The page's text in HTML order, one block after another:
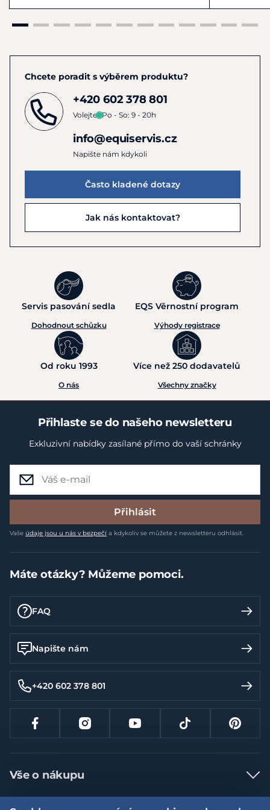
Chcete poradit s výběrem produktu?
+420 602 378 801
Volejte Po - So: 9 - 20h
info@equiservis.cz
Napište nám kdykoli
Často kladené dotazy
Jak nás kontaktovat?
Servis pasování sedla
Dohodnout schůzku
EQS Věrnostní program
Výhody registrace
Od roku 1993
O nás
Více než 250 dodavatelů
Všechny značky
Přihlaste se do našeho newsletteru
Exkluzivní nabídky zasílané přímo do vaší schránky
Přihlásit
Vaše údaje jsou u nás v bezpečí a kdykoliv se můžete z newsletteru odhlásit.
Máte otázky? Můžeme pomoci.
FAQ
Napište nám
+420 602 378 801
Vše o nákupu
Jak nakupovat